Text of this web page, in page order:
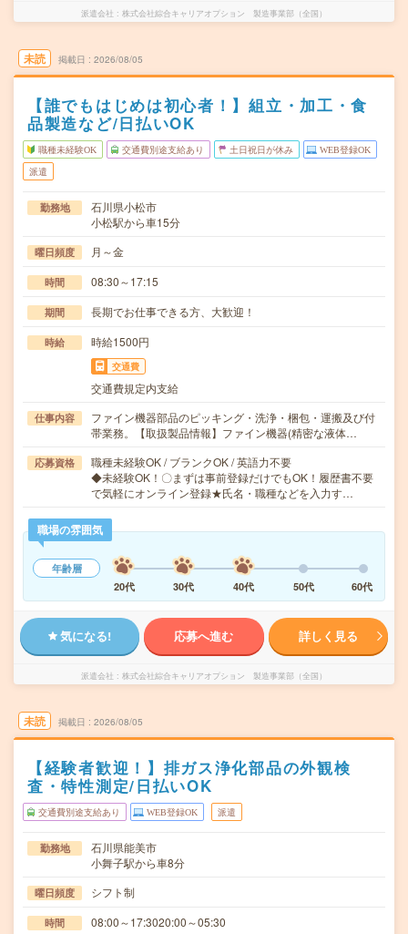
派遣会社 株式会社綜合キャリアオプション 製造事業部（全国）
未読 掲載日 2026/08/05
【誰でもはじめは初心者！】組立・加工・食
品製造など/日払いOK
職種未経験OK 交通費別途支給あり 土日祝日が休み WEB登録OK
派遣
勤務地
石川県小松市
小松駅から車15分
曜日頻度 月～金
時間 08:30～17:15
期間 長期でお仕事できる方、大歓迎！
時給 時給1500円
交通費
交通費規定内支給
仕事内容
ファイン機器部品のピッキング・洗浄・梱包・運搬及び付
帯業務。【取扱製品情報】ファイン機器(精密な液体…
応募資格
職種未経験OK / ブランクOK / 英語力不要
◆未経験OK！〇まずは事前登録だけでもOK！履歴書不要
で気軽にオンライン登録★氏名・職種などを入力す…
職場の雰囲気
年齢層
20代
30代 40代 50代 60代
気になる! 応募へ進む 詳しく見る
派遣会社 株式会社綜合キャリアオプション 製造事業部（全国）
未読 掲載日 2026/08/05
【経験者歓迎！】排ガス浄化部品の外観検
査・特性測定/日払いOK
交通費別途支給あり WEB登録OK 派遣
勤務地
石川県能美市
小舞子駅から車8分
曜日頻度 シフト制
時間 08:00～17:3020:00～05:30